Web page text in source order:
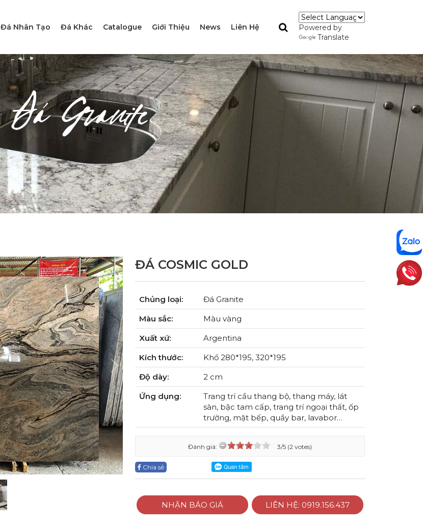
Đá Nhân Tạo Đá Khác Catalogue Giới Thiệu News Liên Hệ
Powered by
Translate
Đá Granite
Next
ĐÁ COSMIC GOLD
Chủng loại:
Đá Granite
Màu sắc:
Màu vàng
Xuất xứ:
Argentina
Kích thước:
Khổ 280*195, 320*195
Độ dày:
2 cm
Ứng dụng:
Trang trí cầu thang bộ, thang máy, lát
sàn, bậc tam cấp, trang trí ngoại thất, ốp
trường, mặt bếp, quầy bar, lavabor…
Đánh giá: 3/5 (2 votes)
Chia sẻ
NHẬN BÁO GIÁ LIÊN HỆ: 0919.156.437